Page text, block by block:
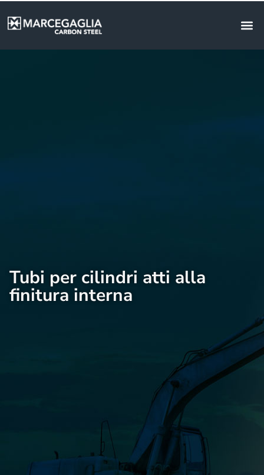
Tubi per cilindri atti alla
finitura interna